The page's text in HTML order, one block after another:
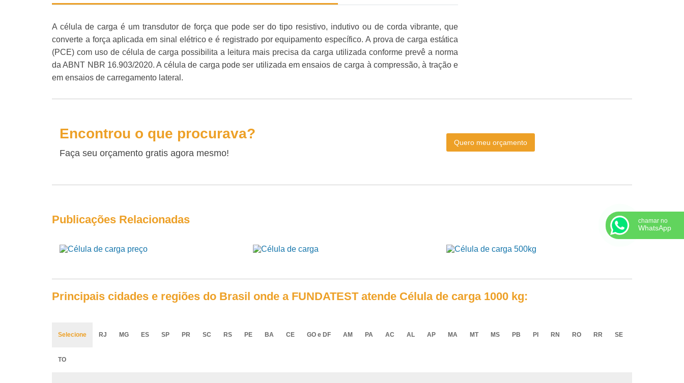
A célula de carga é um transdutor de força que pode ser do tipo resistivo, indutivo ou de corda vibrante, que
converte a força aplicada em sinal elétrico e é registrado por equipamento específico. A prova de carga estática
(PCE) com uso de célula de carga possibilita a leitura mais precisa da carga utilizada conforme prevê a norma
da ABNT NBR 16.903/2020. A célula de carga pode ser utilizada em ensaios de carga à compressão, à tração e
em ensaios de carregamento lateral.
Encontrou o que procurava?
Faça seu orçamento gratis agora mesmo!
Quero meu orçamento
Publicações Relacionadas
Principais cidades e regiões do Brasil onde a FUNDATEST atende Célula de carga 1000 kg:
Selecione RJ MG ES SP PR SC RS PE BA CE GO e DF AM PA AC AL AP MA MT MS PB PI RN RO RR SE
TO
chamar no
WhatsApp